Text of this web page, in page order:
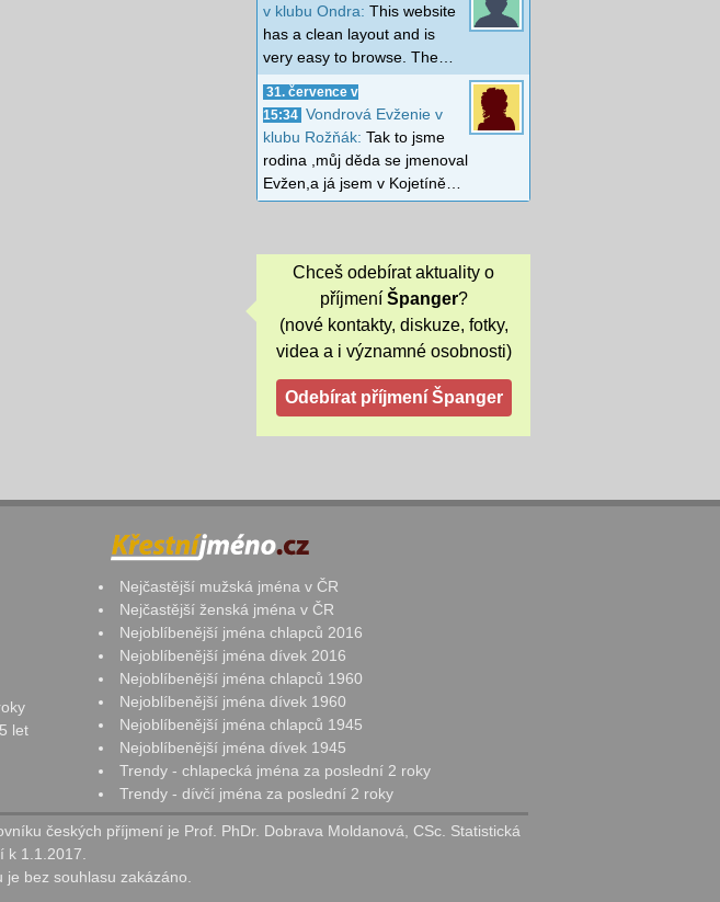
v klubu Ondra: This website
has a clean layout and is
very easy to browse. The…
31. července v
15:34 Vondrová Evženie v
klubu Rožňák: Tak to jsme
rodina ,můj děda se jmenoval
Evžen,a já jsem v Kojetíně…
Chceš odebírat aktuality o
příjmení Španger?
(nové kontakty, diskuze, fotky,
videa a i významné osobnosti)
let
Nejčastější mužská jména v ČR
Nejčastější ženská jména v ČR
Nejoblíbenější jména chlapců 2016
Nejoblíbenější jména dívek 2016
Nejoblíbenější jména chlapců 1960
Nejoblíbenější jména dívek 1960
Nejoblíbenější jména chlapců 1945
Nejoblíbenější jména dívek 1945
Trendy - chlapecká jména za poslední 2 roky
Trendy - dívčí jména za poslední 2 roky
českých příjmení je Prof. PhDr. Dobrava Moldanová, CSc. Statistická
k 1.1.2017.
bez souhlasu zakázáno.